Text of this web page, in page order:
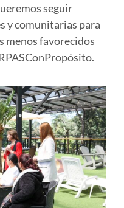
seguir
y comunitarias para
menos favorecidos